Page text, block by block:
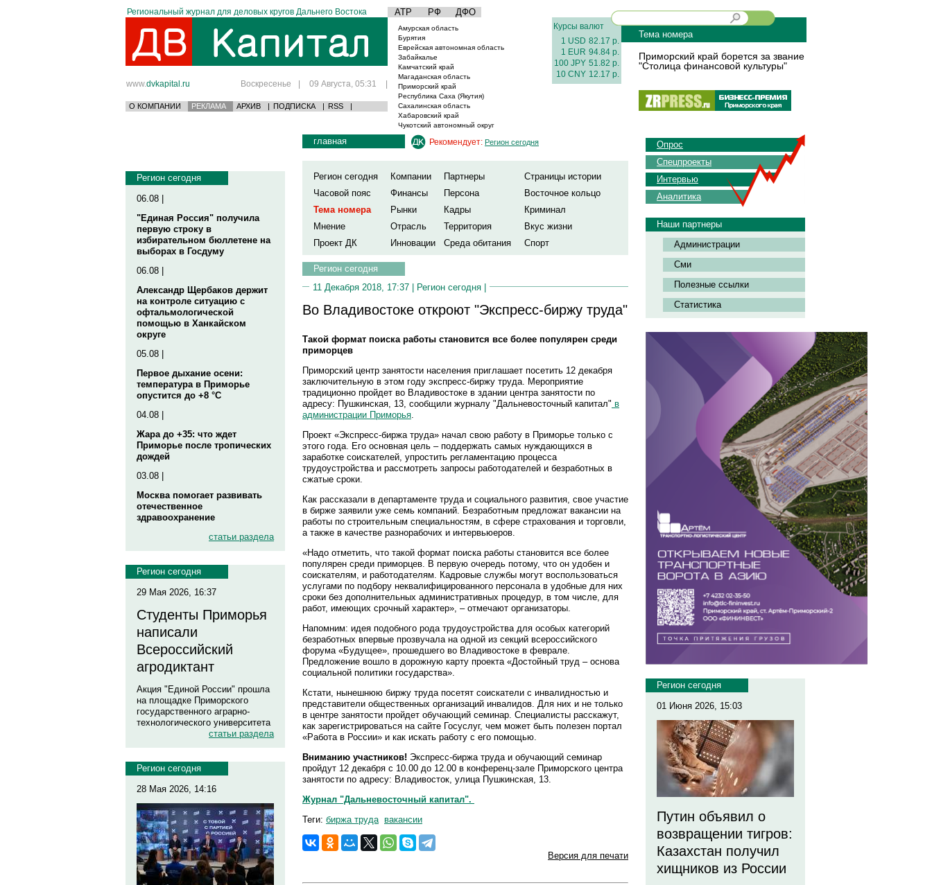
Региональный журнал для деловых кругов Дальнего Востока АТР РФ ДФО
www.dvkapital.ru Воскресенье | 09 Августа, 05:31 |
О КОМПАНИИ РЕКЛАМА АРХИВ | ПОДПИСКА | RSS |
Амурская область
Бурятия
Еврейская автономная область
Забайкалье
Камчатский край
Магаданская область
Приморский край
Республика Саха (Якутия)
Сахалинская область
Хабаровский край
Чукотский автономный округ
Курсы валют
1 USD 82.17 р.
1 EUR 94.84 р.
100 JPY 51.82 р.
10 CNY 12.17 р.
Тема номера
Приморский край борется за звание
"Столица финансовой культуры"
Регион сегодня
06.08 |
"Единая Россия" получила
первую строку в
избирательном бюллетене на
выборах в Госдуму
06.08 |
Александр Щербаков держит
на контроле ситуацию с
офтальмологической
помощью в Ханкайском
округе
05.08 |
Первое дыхание осени:
температура в Приморье
опустится до +8 °C
04.08 |
Жара до +35: что ждет
Приморье после тропических
дождей
03.08 |
Москва помогает развивать
отечественное
здравоохранение
статьи раздела
Регион сегодня
29 Мая 2026, 16:37
Студенты Приморья
написали
Всероссийский
агродиктант
Акция "Единой России" прошла
на площадке Приморского
государственного аграрно-
технологического университета
статьи раздела
Регион сегодня
28 Мая 2026, 14:16
главная Рекомендует: Регион сегодня
Регион сегодня Компании Партнеры
Страницы истории
Часовой пояс
Финансы Персона
Восточное кольцо
Тема номера
Рынки Кадры
Криминал
Мнение
Отрасль Территория
Вкус жизни
Проект ДК
Инновации Среда обитания Спорт
Регион сегодня
11 Декабря 2018, 17:37 | Регион сегодня |
Во Владивостоке откроют "Экспресс-биржу труда"
Такой формат поиска работы становится все более популярен среди
приморцев
Приморский центр занятости населения приглашает посетить 12 декабря
заключительную в этом году экспресс-биржу труда. Мероприятие
традиционно пройдет во Владивостоке в здании центра занятости по
адресу: Пушкинская, 13, сообщили журналу "Дальневосточный капитал" в
администрации Приморья
Проект «Экспресс-биржа труда» начал свою работу в Приморье только с
этого года. Его основная цель – поддержать самых нуждающихся в
заработке соискателей, упростить регламентацию процесса
трудоустройства и рассмотреть запросы работодателей и безработных в
сжатые сроки.
Как рассказали в департаменте труда и социального развития, свое участие
в бирже заявили уже семь компаний. Безработным предложат вакансии на
работы по строительным специальностям, в сфере страхования и торговли,
а также в качестве разнорабочих и интервьюеров.
«Надо отметить, что такой формат поиска работы становится все более
популярен среди приморцев. В первую очередь потому, что он удобен и
соискателям, и работодателям. Кадровые службы могут воспользоваться
услугами по подбору неквалифицированного персонала в удобные для них
сроки без дополнительных административных процедур, в том числе, для
работ, имеющих срочный характер», – отмечают организаторы.
Напомним: идея подобного рода трудоустройства для особых категорий
безработных впервые прозвучала на одной из секций всероссийского
форума «Будущее», прошедшего во Владивостоке в феврале.
Предложение вошло в дорожную карту проекта «Достойный труд – основа
социальной политики государства».
Кстати, нынешнюю биржу труда посетят соискатели с инвалидностью и
представители общественных организаций инвалидов. Для них и не только
в центре занятости пройдет обучающий семинар. Специалисты расскажут,
как зарегистрироваться на сайте Госуслуг, чем может быть полезен портал
«Работа в России» и как искать работу с его помощью.
Вниманию участников! Экспресс-биржа труда и обучающий семинар
пройдут 12 декабря с 10.00 до 12.00 в конференц-зале Приморского центра
занятости по адресу: Владивосток, улица Пушкинская, 13.
Журнал "Дальневосточный капитал".
Теги: биржа труда вакансии
Версия для печати
Опрос
Спецпроекты
Интервью
Аналитика
Наши партнеры
Администрации
Сми
Полезные ссылки
Статистика
Регион сегодня
01 Июня 2026, 15:03
Путин объявил о
возвращении тигров:
Казахстан получил
хищников из России